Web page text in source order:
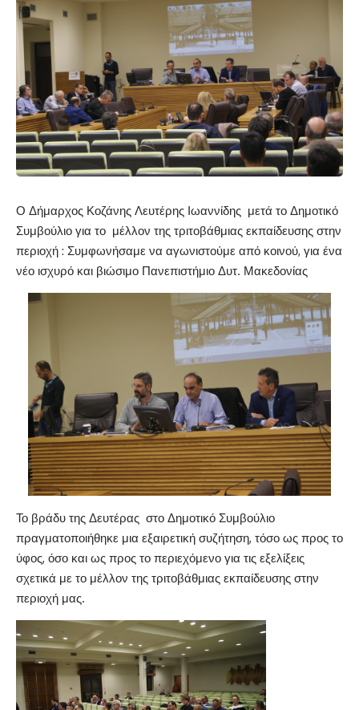
Ο Δήμαρχος Κοζάνης Λευτέρης Ιωαννίδης μετά το Δημοτικό
Συμβούλιο για το μέλλον της τριτοβάθμιας εκπαίδευσης στην
περιοχή : Συμφωνήσαμε να αγωνιστούμε από κοινού, για ένα
νέο ισχυρό και βιώσιμο Πανεπιστήμιο Δυτ. Μακεδονίας
Το βράδυ της Δευτέρας στο Δημοτικό Συμβούλιο
πραγματοποιήθηκε μια εξαιρετική συζήτηση, τόσο ως προς το
ύφος, όσο και ως προς το περιεχόμενο για τις εξελίξεις
σχετικά με το μέλλον της τριτοβάθμιας εκπαίδευσης στην
περιοχή μας.